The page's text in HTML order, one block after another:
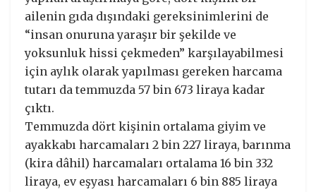
ailenin gıda dışındaki gereksinimlerini de
“insan onuruna yaraşır bir şekilde ve
yoksunluk hissi çekmeden” karşılayabilmesi
için aylık olarak yapılması gereken harcama
tutarı da temmuzda 57 bin 673 liraya kadar
çıktı.
Temmuzda dört kişinin ortalama giyim ve
ayakkabı harcamaları 2 bin 227 liraya, barınma
(kira dâhil) harcamaları ortalama 16 bin 332
liraya, ev eşyası harcamaları 6 bin 885 liraya